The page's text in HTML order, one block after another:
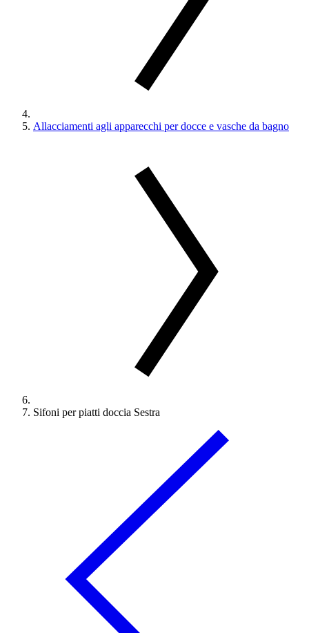
Allacciamenti agli apparecchi per docce e vasche da bagno
Sifoni per piatti doccia Sestra